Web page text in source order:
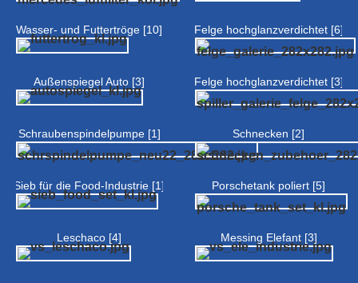
Wasser- und Futtertröge [10] Felge hochglanzverdichtet [6]
Außenspiegel Auto [3] Felge hochglanzverdichtet [3]
Schraubenspindelpumpe [1] Schnecken [2]
Sieb für die Food-Industrie [1] Porschetank poliert [5]
Leschaco [4] Messing Elefant [3]